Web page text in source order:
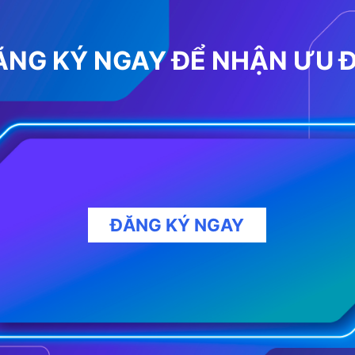
KÝ NGAY ĐỂ NHẬN ƯU
ĐĂNG KÝ NGAY